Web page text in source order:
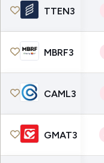
TTEN3
MBRF3
CAML3
GMAT3